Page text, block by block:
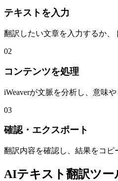
テキストを入力
翻訳したい文章を入力するか
02
コンテンツを処理
iWeaverが文脈を分析し、意味
03
確認・エクスポート
翻訳内容を確認し、結果をコ
AIテキスト翻訳ツー